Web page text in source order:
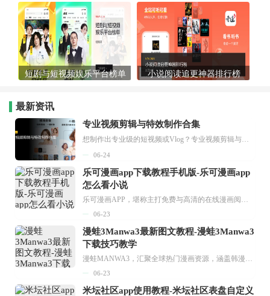
短剧与短视频娱乐平台榜单 小说阅读追更神器排行榜
最新资讯
专业视频剪辑与特效制作合集
想制作出专业级的短视频或Vlog？专业视频剪辑与特效制作大全专题为你提供了从剪辑、抠像到特效包装的全套解决方案。无论是添加炫酷的片头、进行精准的视频抠图，还是制...
06-24
乐可漫画app下载教程手机版-乐可漫画app
怎么看小说
乐可漫画APP，堪称主打免费与高清的在线漫画阅读神器。其官方版提供海量完整版漫画资源，无论是国内漫画，还是日漫、韩漫、台漫、美漫等国外漫画，应有尽有，随时供你阅读。只需轻点一下，便能直接进入阅读界面。不仅如此，乐可漫画最新版本更新速度极快，在这里，你总能抢先看到全网一手漫画章节内容！...
06-23
漫蛙3Manwa3最新图文教程-漫蛙3Manwa3
下载技巧教学
漫蛙MANWA3，汇聚全球热门漫画资源，涵盖韩漫、欧美漫画、国漫等多种类型，题材丰富多样，全方位满足用户阅读喜好。它不仅是阅读平台，更是创作平台，为广大用户打造零门槛创作环境。...
06-23
米坛社区app使用教程-米坛社区表盘自定义